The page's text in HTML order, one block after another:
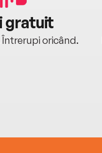
gratuit
oricând.